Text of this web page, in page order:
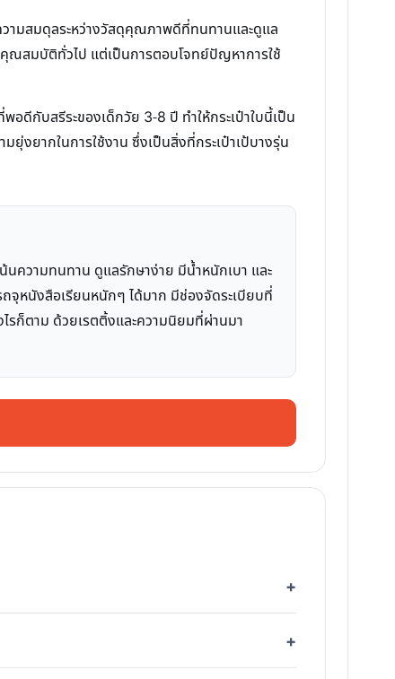
วามสมดุลระหว่างวัสดุคุณภาพดีที่ทนทานและดูแล
ณสมบัติทั่วไป แต่เป็นการตอบโจทย์ปัญหาการใช้
ดีกับสรีระของเด็กวัย 3-8 ปี ทำให้กระเป๋าใบนี้เป็น
งยากในการใช้งาน ซึ่งเป็นสิ่งที่กระเป๋าเป้บางรุ่น
ความทนทาน ดูแลรักษาง่าย มีน้ำหนักเบา และ
จุหนังสือเรียนหนักๆ ได้มาก มีช่องจัดระเบียบที่
รก็ตาม ด้วยเรตติ้งและความนิยมที่ผ่านมา